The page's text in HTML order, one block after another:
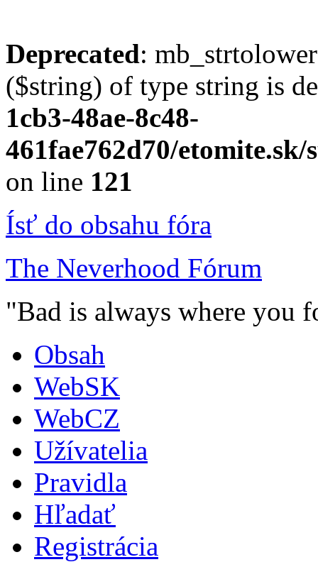
Deprecated:
($string) of type string is
1cb3-48ae-8c48-
461fae762d70/
on line 121
Ísť do obsahu fóra
The Neverhood Fórum
"Bad is always where you
Obsah
WebSK
WebCZ
Užívatelia
Pravidla
Hľadať
Registrácia